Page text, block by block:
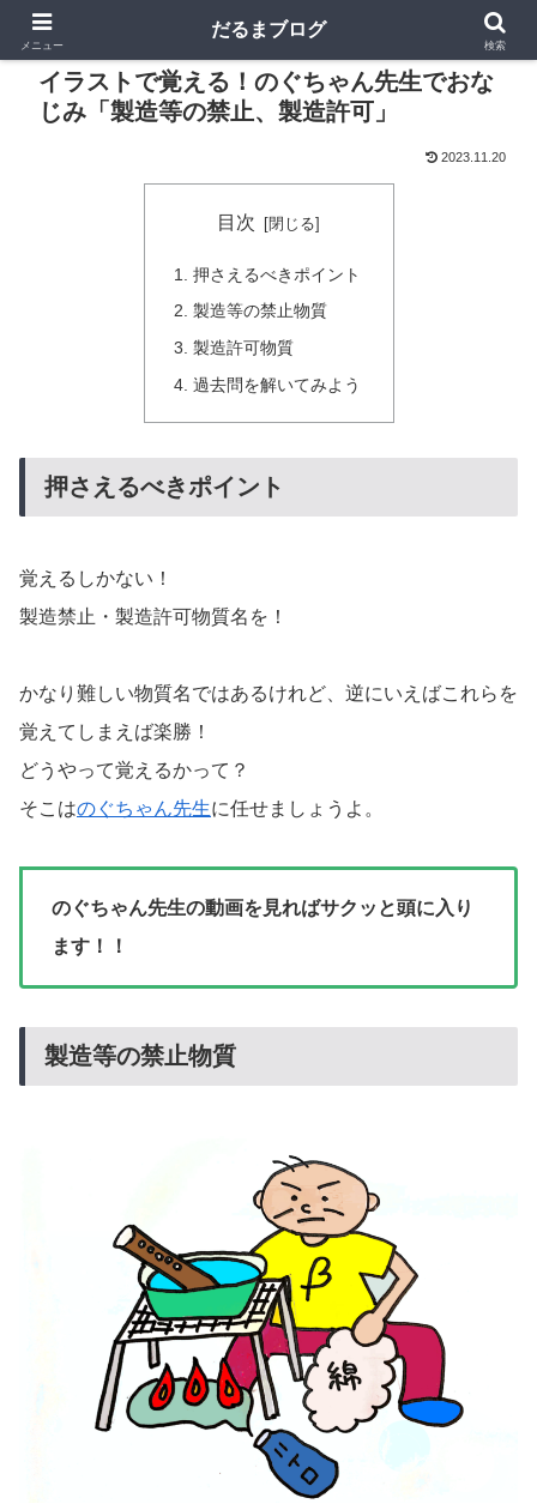
イラストで覚える！のぐちゃん先生でおな
じみ「製造等の禁止、製造許可」
2023.11.20
目次
押さえるべきポイント
製造等の禁止物質
製造許可物質
過去問を解いてみよう
押さえるべきポイント
覚えるしかない！
製造禁止・製造許可物質名を！
かなり難しい物質名ではあるけれど、逆にいえばこれらを
覚えてしまえば楽勝！
どうやって覚えるかって？
そこはのぐちゃん先生に任せましょうよ。
のぐちゃん先生の動画を見ればサクッと頭に入り
ます！！
製造等の禁止物質
メニュー
だるまブログ
検索